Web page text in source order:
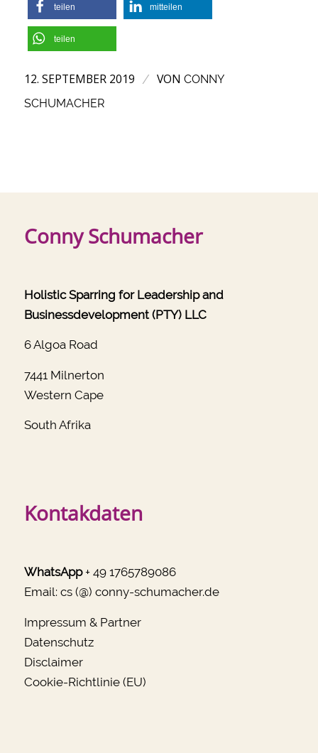
teilen mitteilen
teilen
12. SEPTEMBER 2019 / VON CONNY
SCHUMACHER
Conny Schumacher
Holistic Sparring for Leadership and
Businessdevelopment (PTY) LLC
6 Algoa Road
7441 Milnerton
Western Cape
South Afrika
Kontakdaten
WhatsApp+ 49 1765789086
Email: cs (@) conny-schumacher.de
Impressum & Partner
Datenschutz
Disclaimer
Cookie-Richtlinie (EU)